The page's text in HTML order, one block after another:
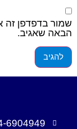
שמור בדפדפן
הבאה שאגיב.
6904949